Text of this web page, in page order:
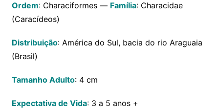
Ordem: Characiformes — Família: Characidae
(Caracídeos)
Distribuição: América do Sul, bacia do rio Araguaia
(Brasil)
Tamanho Adulto: 4 cm
Expectativa de Vida: 3 a 5 anos +